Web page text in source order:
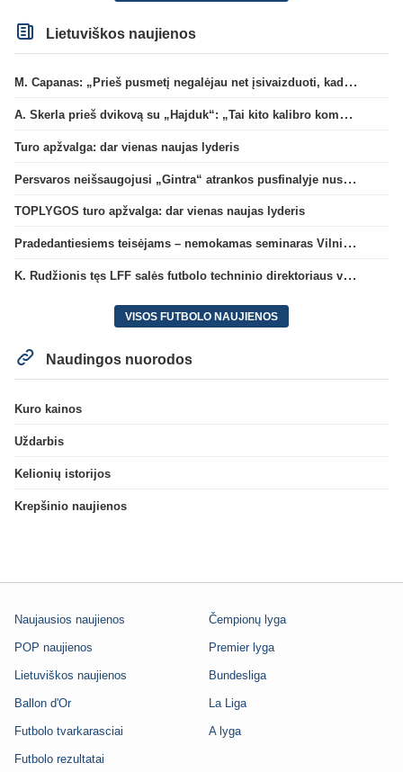
Lietuviškos naujienos
M. Capanas: „Prieš pusmetį negalėjau net įsivaizduoti, kad žaisime prieš „Hajduk“
A. Skerla prieš dvikovą su „Hajduk“: „Tai kito kalibro komanda“
Turo apžvalga: dar vienas naujas lyderis
Persvaros neišsaugojusi „Gintra“ atrankos pusfinalyje nusileido Škotijos čempionėms
TOPLYGOS turo apžvalga: dar vienas naujas lyderis
Pradedantiesiems teisėjams – nemokamas seminaras Vilniuje šį penktadienį
K. Rudžionis tęs LFF salės futbolo techninio direktoriaus veiklą
VISOS FUTBOLO NAUJIENOS
Naudingos nuorodos
Kuro kainos
Uždarbis
Kelionių istorijos
Krepšinio naujienos
Naujausios naujienos
POP naujienos
Lietuviškos naujienos
Ballon d'Or
Futbolo tvarkarasciai
Futbolo rezultatai
Čempionų lyga
Premier lyga
Bundesliga
La Liga
A lyga